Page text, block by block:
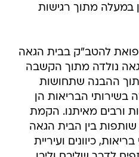
במעלה מתוך רגישות
להטב"ק בבית הגאה
נולדה מתוך הקשבה
ההבנה שתחושות
הבריאות הן
ורבים מאיתנו. הקמת
בין הבית הגאה
כיוונים ועיריית